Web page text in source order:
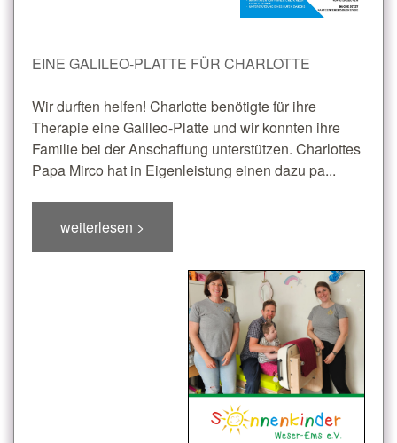
EINE GALILEO-PLATTE FÜR CHARLOTTE
Wir durften helfen! Charlotte benötigte für ihre
Therapie eine Galileo-Platte und wir konnten ihre
Familie bei der Anschaffung unterstützen. Charlottes
Papa Mirco hat in Eigenleistung einen dazu pa...
weiterlesen >